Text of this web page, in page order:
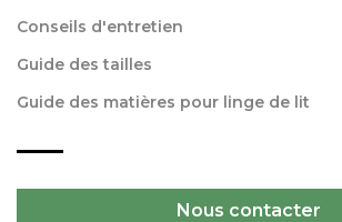
Conseils d'entretien
Guide des tailles
Guide des matières pour linge de lit
Nous contacter